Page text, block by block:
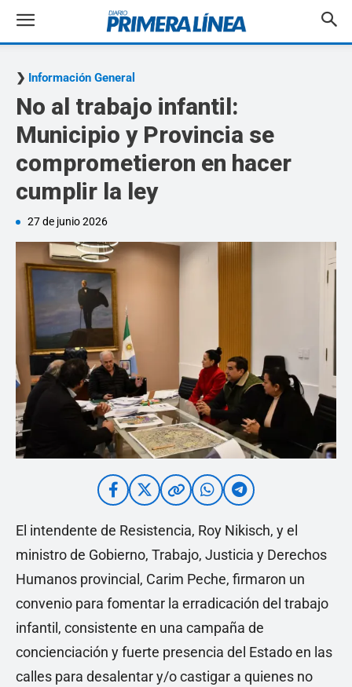
Información General
No al trabajo infantil:
Municipio y Provincia se
comprometieron en hacer
cumplir la ley
27 de junio 2026
El intendente de Resistencia, Roy Nikisch, y el
ministro de Gobierno, Trabajo, Justicia y Derechos
Humanos provincial, Carim Peche, firmaron un
convenio para fomentar la erradicación del trabajo
infantil, consistente en una campaña de
concienciación y fuerte presencia del Estado en las
calles para desalentar y/o castigar a quienes no